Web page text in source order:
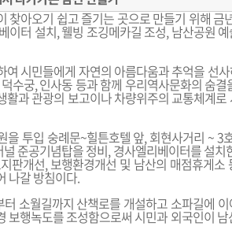
찾아오기 쉽고 즐기는 곳으로 만들기 위해 금
이터 설치, 웰빙 조깅메카길 조성, 남산공원
여 시민들에게 자연의 아름다움과 추억을 선
수궁, 인사동 등과 함께 우리역사문화의 숨
활과 관광의 보고이나 차량위주의 교통체계
을 투입 숭례문~힐튼호텔 앞, 회현사거리 ~ 3
준공기념탑을 정비, 경사엘리베이터를 설치
판개선, 보행환경개선 및 남산의 매점휴게소
나갈 방침이다.
소월길까지 산책로를 개설하고 소파길에
보행녹도를 조성함으로써 시민과 외국인이